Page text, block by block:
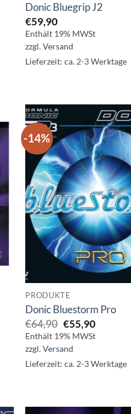
Donic Bluegrip J2
€59,90
Enthält 19% MWSt
zzgl.Versand
Lieferzeit: ca. 2-3 Werktage
-14%
PRODUKTE
Donic Bluestorm Pro
€64,90 Ursprünglicher
Preis
war:
€64,90
€55,90Aktueller
Preis
ist:
Enthält 19% MWSt
zzgl.Versand
Lieferzeit: ca. 2-3 Werktage